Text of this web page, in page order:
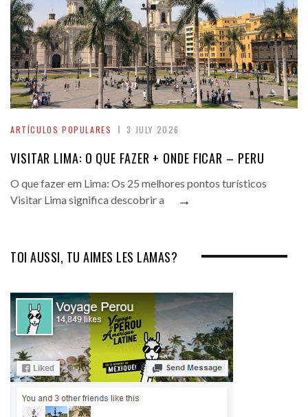
ARTÍCULOS POPULARES 3 JULY 2026
VISITAR LIMA: O QUE FAZER + ONDE FICAR – PERU
O que fazer em Lima: Os 25 melhores pontos turísticos
Visitar Lima significa descobrir a
→
TOI AUSSI, TU AIMES LES LAMAS?